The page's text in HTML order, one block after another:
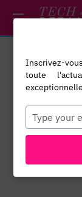
*/
Inscrivez-
toute
Type
your
email